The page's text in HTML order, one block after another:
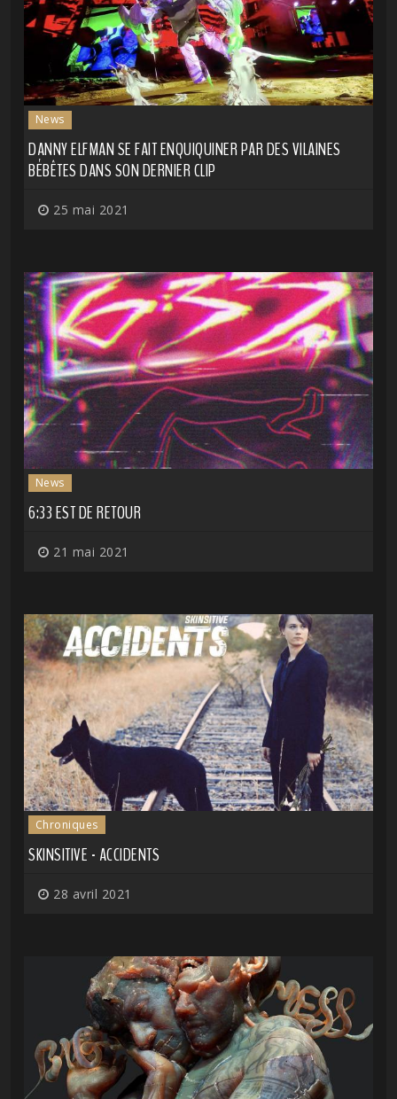
News
DANNY ELFMAN SE FAIT ENQUIQUINER PAR DES VILAINES
BÉBÊTES DANS SON DERNIER CLIP
25 mai 2021
News
6:33 EST DE RETOUR
21 mai 2021
Chroniques
SKINSITIVE - ACCIDENTS
28 avril 2021